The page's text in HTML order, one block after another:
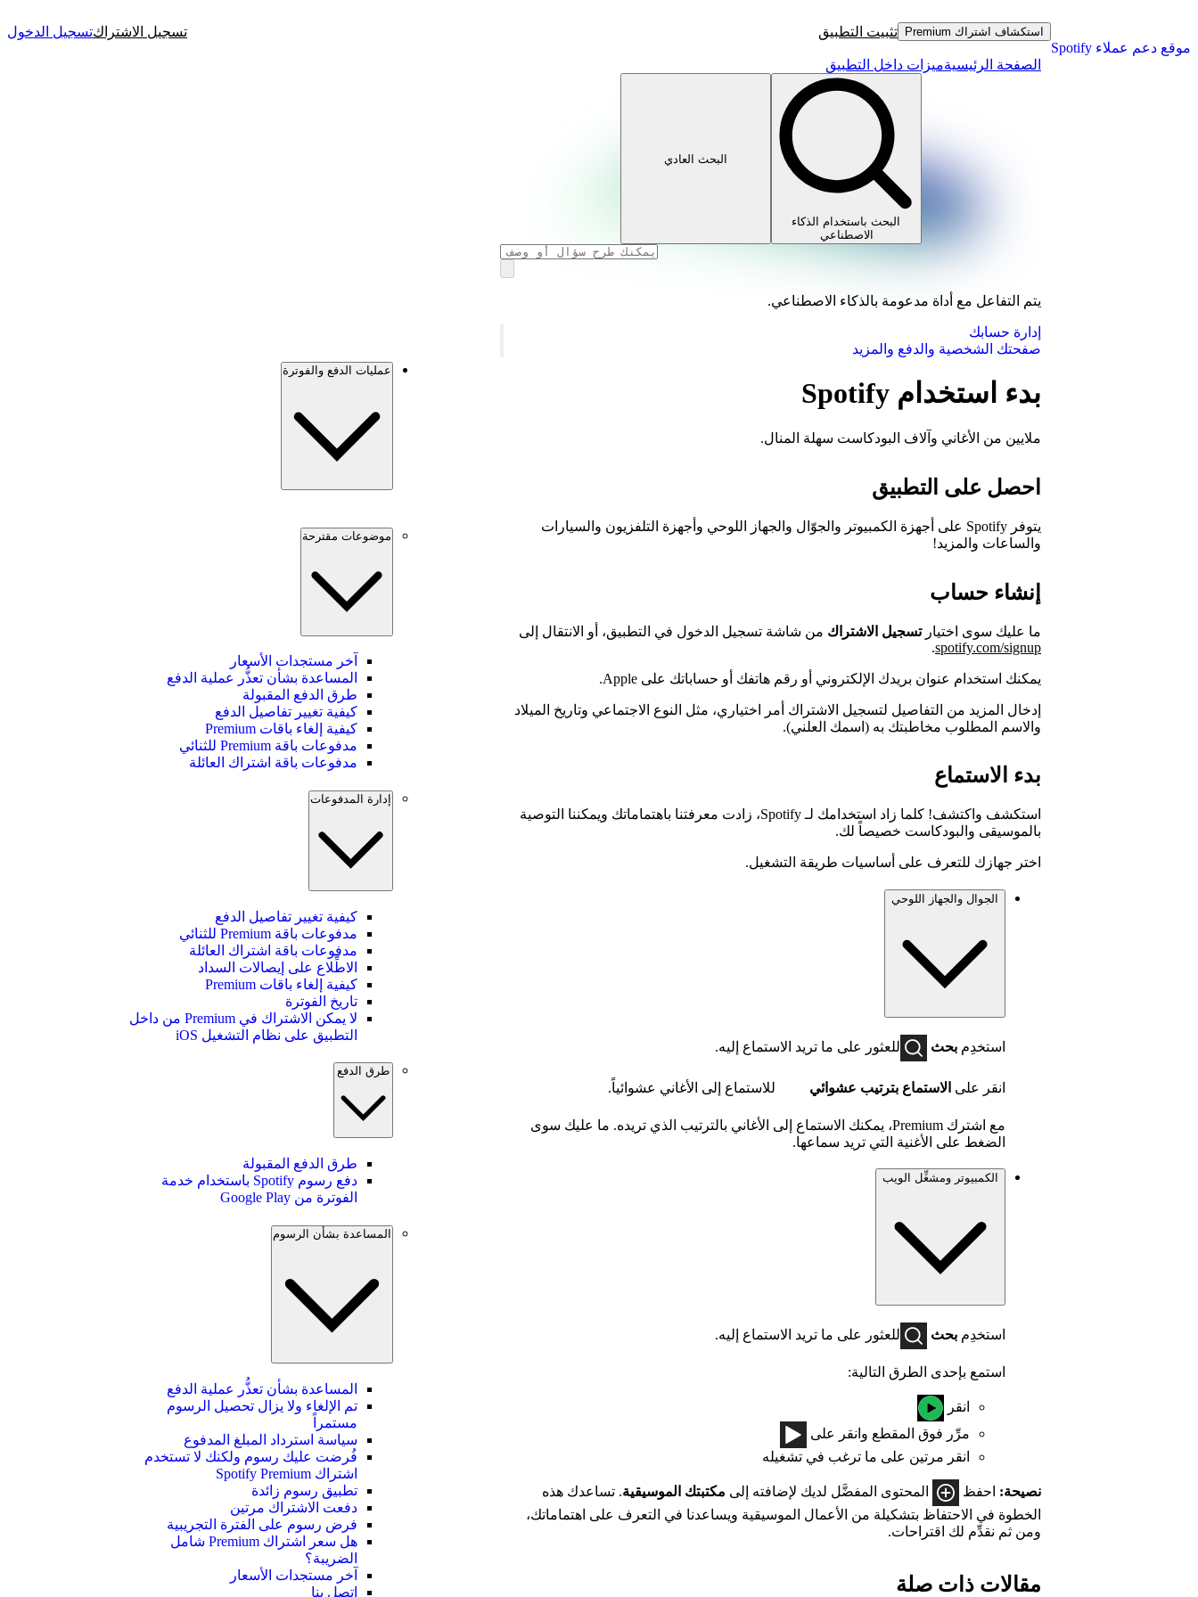
موقع دعم عملاء Spotify
استكشاف اشتراك Premium تثبيت التطبيق تسجيل الاشتراكتسجيل الدخول
الصفحة الرئيسيةميزات داخل التطبيق
البحث باستخدام الذكاء
الاصطناعي
البحث العادي
يتم التفاعل مع أداة مدعومة بالذكاء الاصطناعي.
إدارة حسابك
صفحتك الشخصية والدفع والمزيد
بدء استخدام Spotify
ملايين من الأغاني وآلاف البودكاست سهلة المنال.
احصل على التطبيق
يتوفر Spotify على أجهزة الكمبيوتر والجوّال والجهاز اللوحي وأجهزة التلفزيون والسيارات
والساعات والمزيد!
إنشاء حساب
ما عليك سوى اختيارتسجيل الاشتراك من شاشة تسجيل الدخول في التطبيق، أو الانتقال إلى
spotify.com/signup
.
يمكنك استخدام عنوان بريدك الإلكتروني أو رقم هاتفك أو حساباتك على Apple.
إدخال المزيد من التفاصيل لتسجيل الاشتراك أمر اختياري، مثل النوع الاجتماعي وتاريخ الميلاد
والاسم المطلوب مخاطبتك به (اسمك العلني).
بدء الاستماع
استكشف واكتشف! كلما زاد استخدامك لـ Spotify، زادت معرفتنا باهتماماتك ويمكننا التوصية
بالموسيقى والبودكاست خصيصاً لك.
اختر جهازك للتعرف على أساسيات طريقة التشغيل.
الجوال والجهاز اللوحي
استخدِم بحث للعثور على ما تريد الاستماع إليه.
انقر على الاستماع بترتيب عشوائي للاستماع إلى الأغاني عشوائياً.
مع اشترك Premium، يمكنك الاستماع إلى الأغاني بالترتيب الذي تريده. ما عليك سوى
الضغط على الأغنية التي تريد سماعها.
الكمبيوتر ومشغِّل الويب
استخدِم بحث للعثور على ما تريد الاستماع إليه.
استمع بإحدى الطرق التالية:
انقر
مرِّر فوق المقطع وانقر على
انقر مرتين على ما ترغب في تشغيله
نصيحة: احفظ المحتوى المفضَّل لديك لإضافته إلى مكتبتك الموسيقية. تساعدك هذه
الخطوة في الاحتفاظ بتشكيلة من الأعمال الموسيقية ويساعدنا في التعرف على اهتماماتك،
ومن ثم نقدِّم لك اقتراحات.
مقالات ذات صلة
عمليات الدفع والفوترة
موضوعات مقترحة
آخر مستجدات الأسعار
المساعدة بشأن تعذُّر عملية الدفع
طرق الدفع المقبولة
كيفية تغيير تفاصيل الدفع
كيفية إلغاء باقات Premium
مدفوعات باقة Premium للثنائي
مدفوعات باقة اشتراك العائلة
إدارة المدفوعات
كيفية تغيير تفاصيل الدفع
مدفوعات باقة Premium للثنائي
مدفوعات باقة اشتراك العائلة
الاطِّلاع على إيصالات السداد
كيفية إلغاء باقات Premium
تاريخ الفوترة
لا يمكن الاشتراك في Premium من داخل
التطبيق على نظام التشغيل iOS
طرق الدفع
طرق الدفع المقبولة
دفع رسوم Spotify باستخدام خدمة
الفوترة من Google Play
المساعدة بشأن الرسوم
المساعدة بشأن تعذُّر عملية الدفع
تم الإلغاء ولا يزال تحصيل الرسوم
مستمراً
سياسة استرداد المبلغ المدفوع
فُرضت عليك رسوم ولكنك لا تستخدم
اشتراك Spotify Premium
تطبيق رسوم زائدة
دفعت الاشتراك مرتين
فرض رسوم على الفترة التجريبية
هل سعر اشتراك Premium شامل
الضريبة؟
آخر مستجدات الأسعار
اتصل بنا